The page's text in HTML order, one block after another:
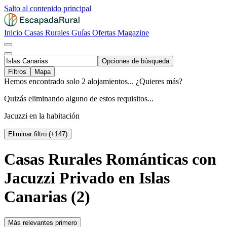
Salto al contenido principal
Inicio Casas Rurales Guías Ofertas Magazine
Opciones de búsqueda
Filtros
Mapa
Hemos encontrado solo 2 alojamientos... ¿Quieres más?
Quizás eliminando alguno de estos requisitos...
Jacuzzi en la habitación
Eliminar filtro (+147)
Casas Rurales Románticas con
Jacuzzi Privado en Islas
Canarias (2)
Más relevantes primero